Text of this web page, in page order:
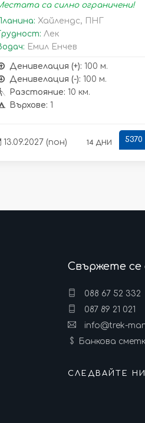
са силно ограничени!
Хайлендс, ПНГ
Лек
Емил Енчев
Денивелация (+): 100 м.
Денивелация (-): 100 м.
Разстояние: 10 км.
Върхове: 1
13.09.2027 (пон) 14 дни 5370
Свържете се
088 67 52 332
087 89 21 021
info@trek-
Банкова
СЛЕДВАЙТЕ НИ